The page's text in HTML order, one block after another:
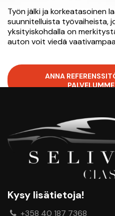
Työn jälki ja korkeatasoinen
suunnitelluista työvaiheista,
yksityiskohdalla on
auton voit viedä
ANNA
Kysy lisätietoja!
+358 40 187 7368